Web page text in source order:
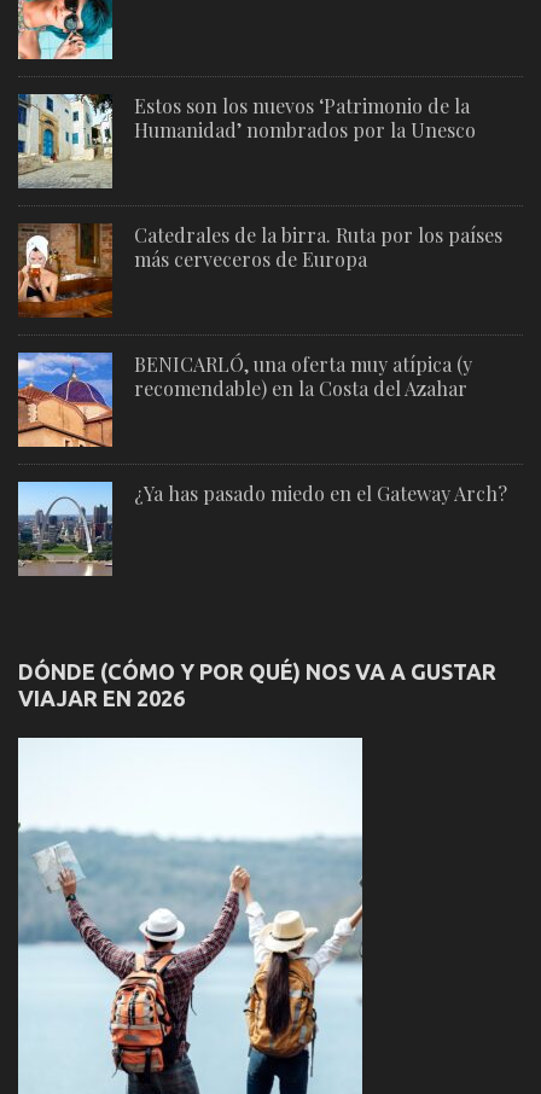
Estos son los nuevos ‘Patrimonio de la
Humanidad’ nombrados por la Unesco
Catedrales de la birra. Ruta por los países
más cerveceros de Europa
BENICARLÓ, una oferta muy atípica (y
recomendable) en la Costa del Azahar
¿Ya has pasado miedo en el Gateway Arch?
DÓNDE (CÓMO Y POR QUÉ) NOS VA A GUSTAR
VIAJAR EN 2026